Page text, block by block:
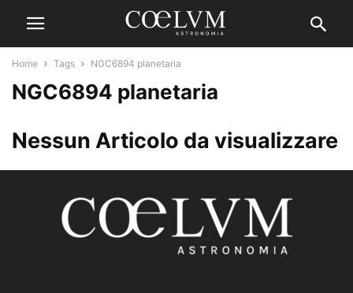
Home Tags NGC6894 planetaria
NGC6894 planetaria
Nessun Articolo da visualizzare